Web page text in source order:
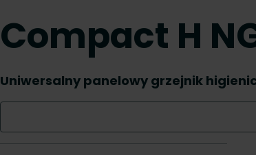
Compact H
Uniwersalny panelowy grzejnik